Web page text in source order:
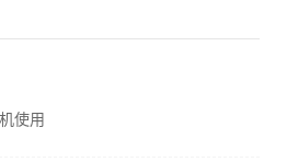
使用